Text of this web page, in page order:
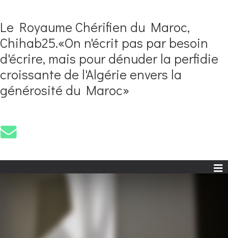
Le Royaume Chérifien du Maroc,
Chihab25.«On n'écrit pas par besoin
d'écrire, mais pour dénuder la perfidie
croissante de l'Algérie envers la
générosité du Maroc»